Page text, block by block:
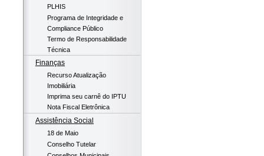
PLHIS
Programa de Integridade e
Compliance Público
Termo de Responsabilidade
Técnica
Finanças
Recurso Atualização
Imobiliária
Imprima seu carnê do IPTU
Nota Fiscal Eletrônica
Assistência Social
18 de Maio
Conselho Tutelar